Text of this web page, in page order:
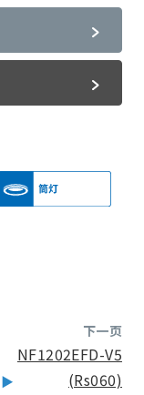
下一页
NF1202EFD-V5
(Rs060)